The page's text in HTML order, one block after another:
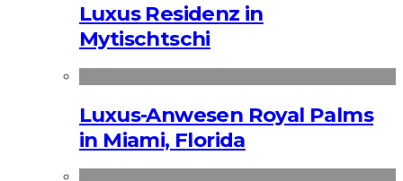
Luxus Residenz in
Mytischtschi
Luxus-Anwesen Royal Palms
in Miami, Florida